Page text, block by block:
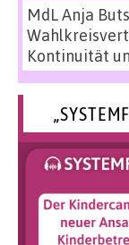
MdL Anja
Kontinuität